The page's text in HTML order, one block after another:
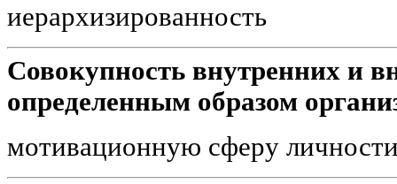
иерархизированность
Совокупность внутренних и
определенным образом
мотивационную сферу